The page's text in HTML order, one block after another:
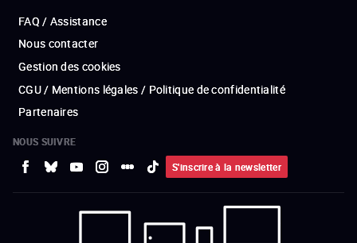
FAQ / Assistance
Nous contacter
Gestion des cookies
CGU / Mentions légales / Politique de confidentialité
Partenaires
NOUS SUIVRE
S'inscrire à la newsletter